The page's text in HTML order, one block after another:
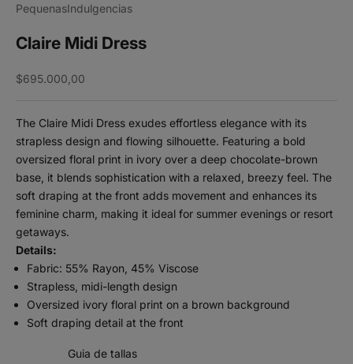
PequenasIndulgencias
Claire Midi Dress
Sale price
$695.000,00
The Claire Midi Dress exudes effortless elegance with its
strapless design and flowing silhouette. Featuring a bold
oversized floral print in ivory over a deep chocolate-brown
base, it blends sophistication with a relaxed, breezy feel. The
soft draping at the front adds movement and enhances its
feminine charm, making it ideal for summer evenings or resort
getaways.
Details:
Fabric: 55% Rayon, 45% Viscose
Strapless, midi-length design
Oversized ivory floral print on a brown background
Soft draping detail at the front
Guia de tallas